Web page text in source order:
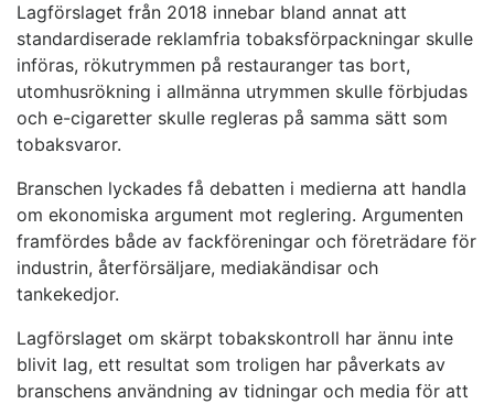
Lagförslaget från 2018 innebar bland annat att
standardiserade reklamfria tobaksförpackningar skulle
införas, rökutrymmen på restauranger tas bort,
utomhusrökning i allmänna utrymmen skulle förbjudas
och e-cigaretter skulle regleras på samma sätt som
tobaksvaror.
Branschen lyckades få debatten i medierna att handla
om ekonomiska argument mot reglering. Argumenten
framfördes både av fackföreningar och företrädare för
industrin, återförsäljare, mediakändisar och
tankekedjor.
Lagförslaget om skärpt tobakskontroll har ännu inte
blivit lag, ett resultat som troligen har påverkats av
branschens användning av tidningar och media för att